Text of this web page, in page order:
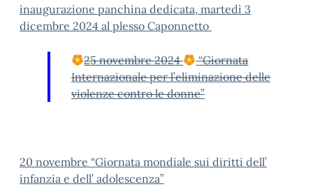
inaugurazione panchina dedicata, martedì 3
dicembre 2024 al plesso Caponnetto
25 novembre 2024
“Giornata
Internazionale per l’eliminazione delle
violenze contro le donne”
20 novembre “Giornata mondiale sui diritti dell’
infanzia e dell’ adolescenza”